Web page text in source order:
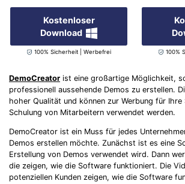
Kostenloser
Download
100% Sicherheit | Werbefrei 100%
DemoCreator ist eine großartige Möglichkeit,
professionell aussehende Demos zu erstellen.
hoher Qualität und können zur Werbung für
Schulung von Mitarbeitern verwendet werden.
DemoCreator ist ein Muss für jedes
Demos erstellen möchte. Zunächst ist es eine
Erstellung von Demos verwendet wird. Dann
die zeigen, wie die Software funktioniert. Die
potenziellen Kunden zeigen, wie die Software